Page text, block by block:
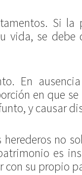
Si
vida, se
En
en que
y causar
no
es
con su propio